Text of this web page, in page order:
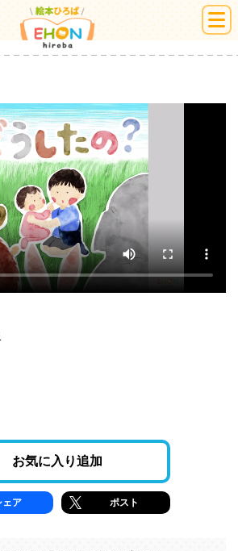
絵本ひろば
お気に入り追加
ェア ポスト